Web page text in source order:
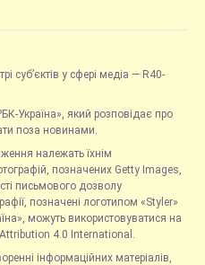
суб’єктів у сфері медіа — R40-
Україна», який розповідає про
поза новинами.
належать їхнім
позначених Getty Images,
письмового дозволу
позначені логотипом «Styler»
можуть використовуватися на
4.0 International.
інформаційних матеріалів,